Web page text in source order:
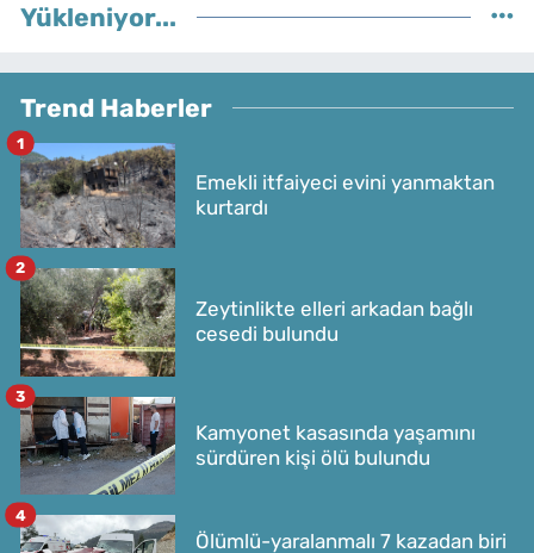
Yükleniyor...
Trend Haberler
Emekli itfaiyeci evini yanmaktan
kurtardı
1
Zeytinlikte elleri arkadan bağlı
cesedi bulundu
2
Kamyonet kasasında yaşamını
sürdüren kişi ölü bulundu
3
Ölümlü-yaralanmalı 7 kazadan biri
4